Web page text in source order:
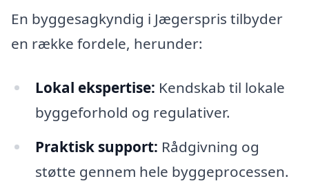
En byggesagkyndig i Jægerspris tilbyder
en række fordele, herunder:
Lokal ekspertise: Kendskab til lokale
byggeforhold og regulativer.
Praktisk support: Rådgivning og
støtte gennem hele byggeprocessen.